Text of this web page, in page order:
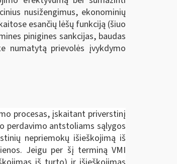
nusižengimus, ekonominių
esančių lėšų funkciją (šiuo
pinigines sankcijas, baudas
numatytą prievolės įvykdymo
procesas, įskaitant priverstinį
perdavimo antstoliams sąlygos
nepriemokų išieškojimą iš
Jeigu per šį terminą VMI